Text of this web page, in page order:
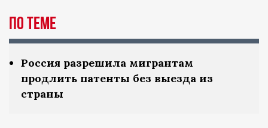
по теме
Россия разрешила мигрантам
продлить патенты без выезда из
страны